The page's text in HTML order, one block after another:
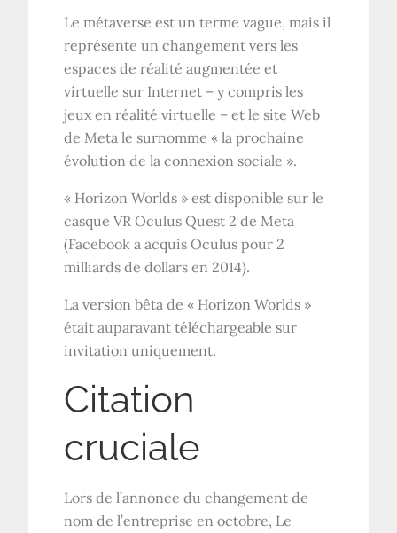
Le métaverse est un terme vague, mais il
représente un changement vers les
espaces de réalité augmentée et
virtuelle sur Internet – y compris les
jeux en réalité virtuelle – et le site Web
de Meta le surnomme « la prochaine
évolution de la connexion sociale ».
« Horizon Worlds » est disponible sur le
casque VR Oculus Quest 2 de Meta
(Facebook a acquis Oculus pour 2
milliards de dollars en 2014).
La version bêta de « Horizon Worlds »
était auparavant téléchargeable sur
invitation uniquement.
Citation
cruciale
Lors de l’annonce du changement de
nom de l’entreprise en octobre, Le